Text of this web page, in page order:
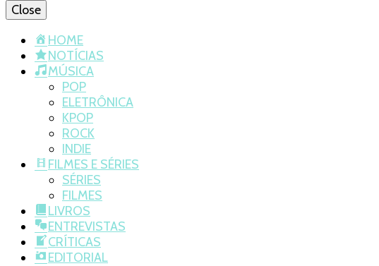
Close
HOME
NOTÍCIAS
MÚSICA
POP
ELETRÔNICA
KPOP
ROCK
INDIE
FILMES E SÉRIES
SÉRIES
FILMES
LIVROS
ENTREVISTAS
CRÍTICAS
EDITORIAL